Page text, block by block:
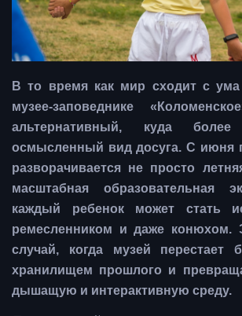
В то время как мир сходит с
музее-заповеднике
альтернативный, куда
осмысленный вид досуга. С июня
разворачивается не просто
масштабная образовательная
каждый ребенок может стать
ремесленником и даже конюхом.
случай, когда музей
хранилищем прошлого и
дышащую и интерактивную среду.